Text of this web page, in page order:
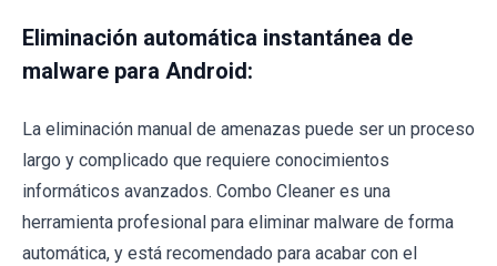
Eliminación automática instantánea de
malware para Android:
La eliminación manual de amenazas puede ser un proceso
largo y complicado que requiere conocimientos
informáticos avanzados. Combo Cleaner es una
herramienta profesional para eliminar malware de forma
automática, y está recomendado para acabar con el